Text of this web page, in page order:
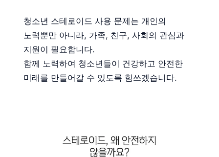
청소년 스테로이드 사용 문제는 개인의
노력뿐만 아니라, 가족, 친구, 사회의 관심과
지원이 필요합니다.
함께 노력하여 청소년들이 건강하고 안전한
미래를 만들어갈 수 있도록 힘쓰겠습니다.